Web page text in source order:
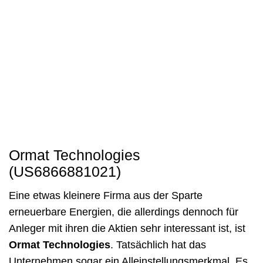
Ormat Technologies
(US6866881021)
Eine etwas kleinere Firma aus der Sparte
erneuerbare Energien, die allerdings dennoch für
Anleger mit ihren die Aktien sehr interessant ist, ist
Ormat Technologies. Tatsächlich hat das